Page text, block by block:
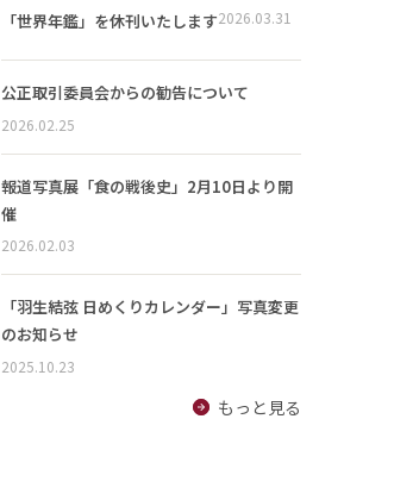
「世界年鑑」を休刊いたします2026.03.31
公正取引委員会からの勧告について
2026.02.25
報道写真展「食の戦後史」2月10日より開
催
2026.02.03
「羽生結弦 日めくりカレンダー」写真変更
のお知らせ
2025.10.23
もっと見る